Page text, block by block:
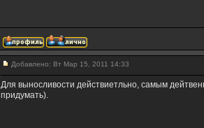
Добавлено: Вт Мар 15, 2011 14:33
Для выносливости действиетльно, самым
придумать).